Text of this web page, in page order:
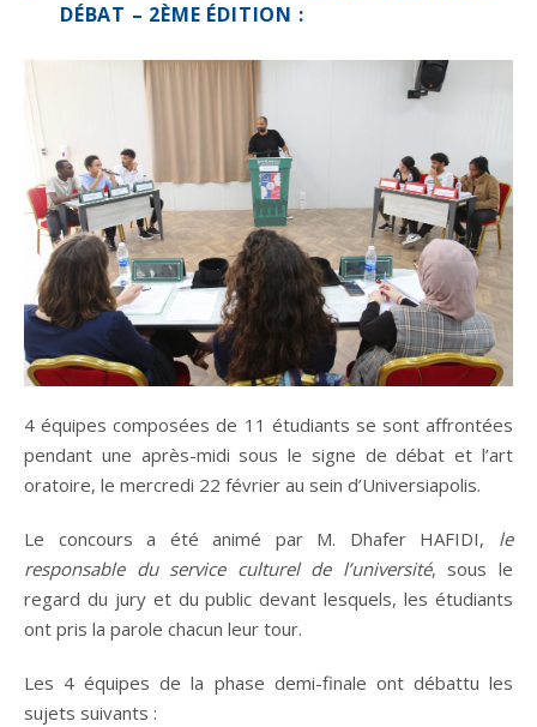
DÉBAT – 2ÈME ÉDITION :
4 équipes composées de 11 étudiants se sont affrontées
pendant une après-midi sous le signe de débat et l’art
oratoire, le mercredi 22 février au sein d’Universiapolis.
Le concours a été animé par M. Dhafer HAFIDI, le
responsable du service culturel de l’université, sous le
regard du jury et du public devant lesquels, les étudiants
ont pris la parole chacun leur tour.
Les 4 équipes de la phase demi-finale ont débattu les
sujets suivants :